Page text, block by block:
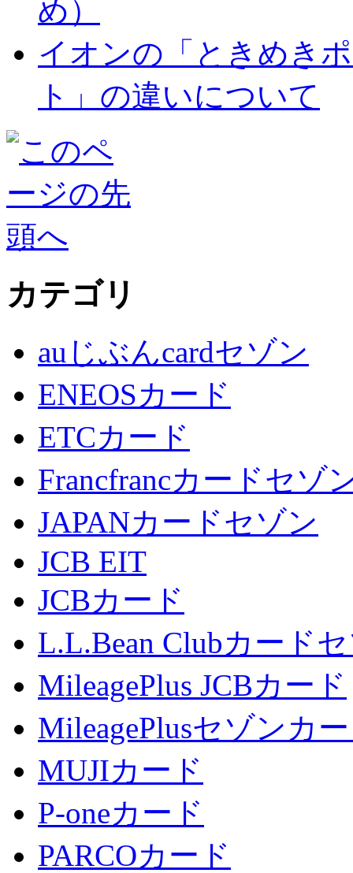
め）
イオンの「ときめき
ト」の違いについて
カテゴリ
auじぶんcardセゾン
ENEOSカード
ETCカード
Francfrancカードセゾ
JAPANカードセゾン
JCB EIT
JCBカード
L.L.Bean Clubカード
MileagePlus JCBカード
MileagePlusセゾンカ
MUJIカード
P-oneカード
PARCOカード